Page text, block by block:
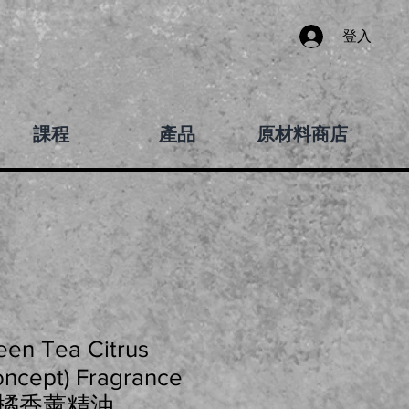
登入
課程 產品 原材料商店
Tea Citrus
Fragrance